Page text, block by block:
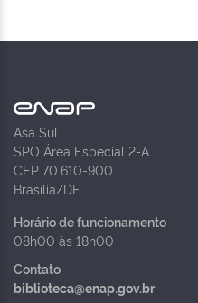
Asa Sul
SPO Área Especial 2-A
CEP 70.610-900
Brasília/DF
Horário de funcionamento
08h00 às 18h00
Contato
biblioteca@enap.gov.br